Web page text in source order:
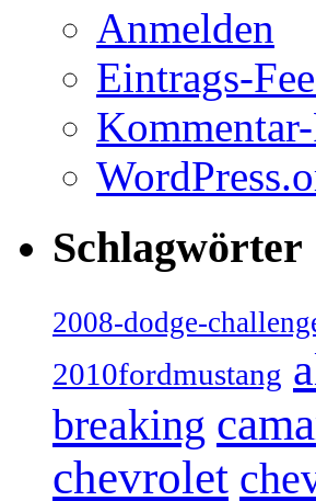
Anmelden
Eintrags-
Schlagwörter
2008-dodge-
2010fordmustang
breaking
chevrolet